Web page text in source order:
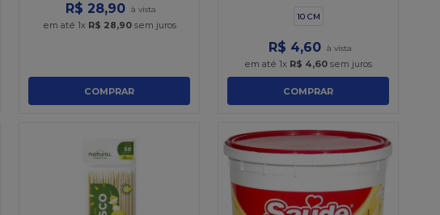
R$ 28,90
em até 1x R$ 28,90sem juros
COMPRAR
10 CM
R$ 4,60
em até 1x R$ 4,60 sem juros
COMPRAR